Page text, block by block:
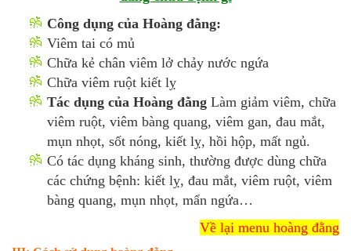
Công dụng của Hoàng đằng:
Viêm tai có mủ
Chữa kẻ chân viêm lở chảy nước ngứa
Chữa viêm ruột kiết lỵ
Tác dụng của Hoàng đằng Làm giảm viêm, chữa
viêm ruột, viêm bàng quang, viêm gan, đau mắt,
mụn nhọt, sốt nóng, kiết lỵ, hồi hộp, mất ngủ.
Có tác dụng kháng sinh, thường được dùng chữa
các chứng bệnh: kiết lỵ, đau mắt, viêm ruột, viêm
bàng quang, mụn nhọt, mẩn ngứa…
Về lại menu hoàng đằng